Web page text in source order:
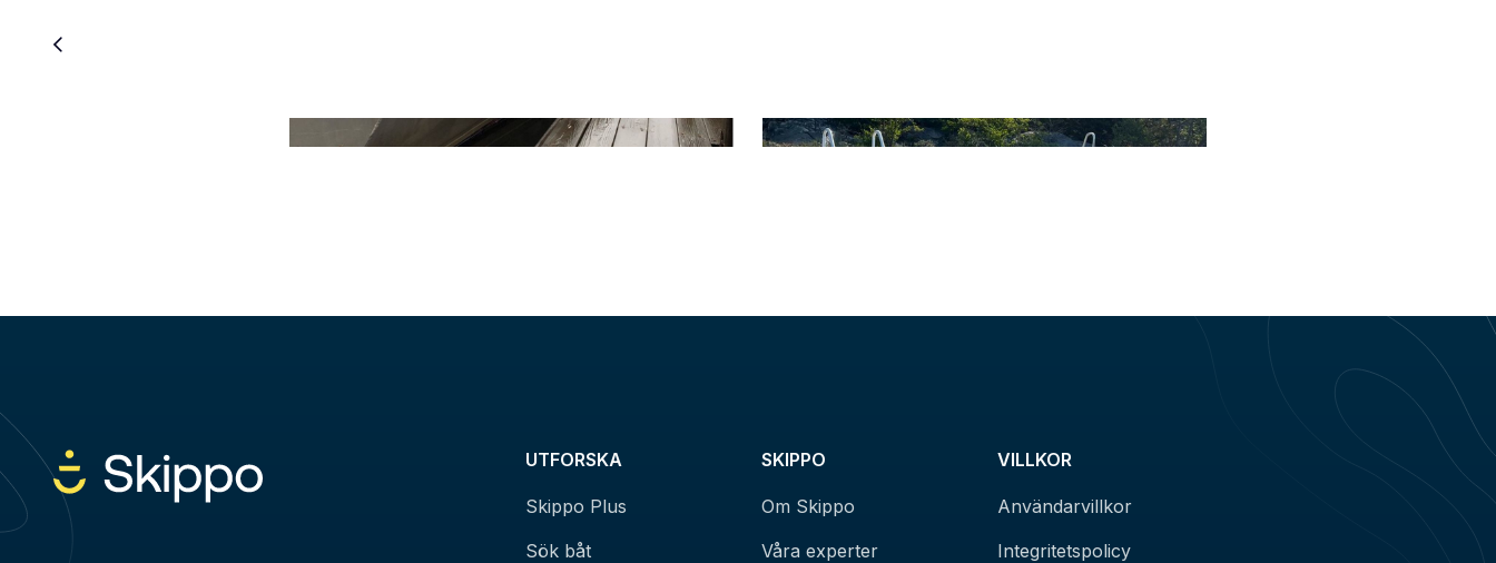
UTFORSKA
Skippo Plus
Sök båt
SKIPPO
Om Skippo
Våra experter
VILLKOR
Användarvillkor
Integritetspolicy